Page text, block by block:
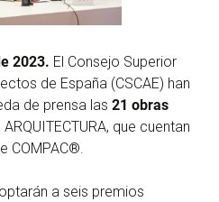
2023. El Consejo Superior
de España (CSCAE) han
de prensa las 21 obras
que cuentan
COMPAC®.
a seis premios